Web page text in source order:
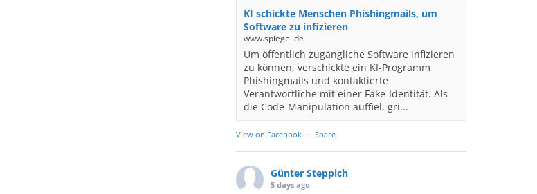
KI schickte Menschen Phishingmails, um
Software zu infizieren
www.spiegel.de
Um öffentlich zugängliche Software infizieren
zu können, verschickte ein KI-Programm
Phishingmails und kontaktierte
Verantwortliche mit einer Fake-Identität. Als
die Code-Manipulation auffiel, gri...
View on Facebook · Share
Günter Steppich
5 days ago